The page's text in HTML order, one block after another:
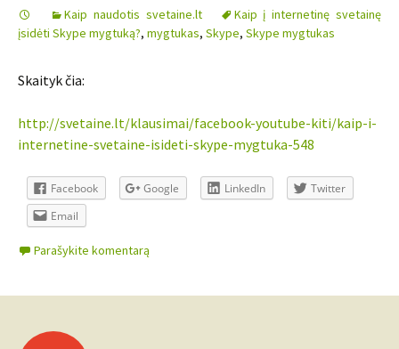
Kaip naudotis svetaine.lt
Kaip į internetinę svetainę
įsidėti Skype mygtuką?, mygtukas, Skype, Skype mygtukas
Skaityk čia:
http://svetaine.lt/klausimai/facebook-youtube-kiti/kaip-i-
internetine-svetaine-isideti-skype-mygtuka-548
Facebook Google LinkedIn
Twitter
Email
Parašykite komentarą